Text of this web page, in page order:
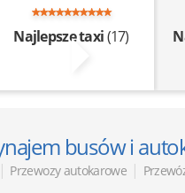
Najlepsze taxi(17)
busów i
| Przewozy autokarowe |